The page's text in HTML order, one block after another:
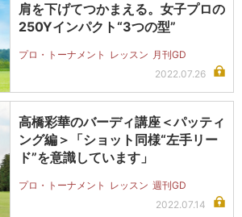
肩を下げてつかまえる。女子プロの
250Yインパクト“3つの型”
プロ・トーナメント レッスン 月刊GD
2022.07.26
高橋彩華のバーディ講座＜パッティ
ング編＞「ショット同様“左手リー
ド”を意識しています」
プロ・トーナメント レッスン 週刊GD
2022.07.14